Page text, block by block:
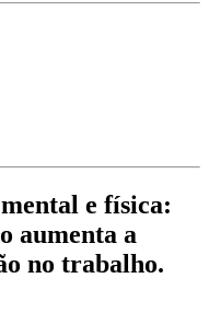
e física:
aumenta a
no trabalho.